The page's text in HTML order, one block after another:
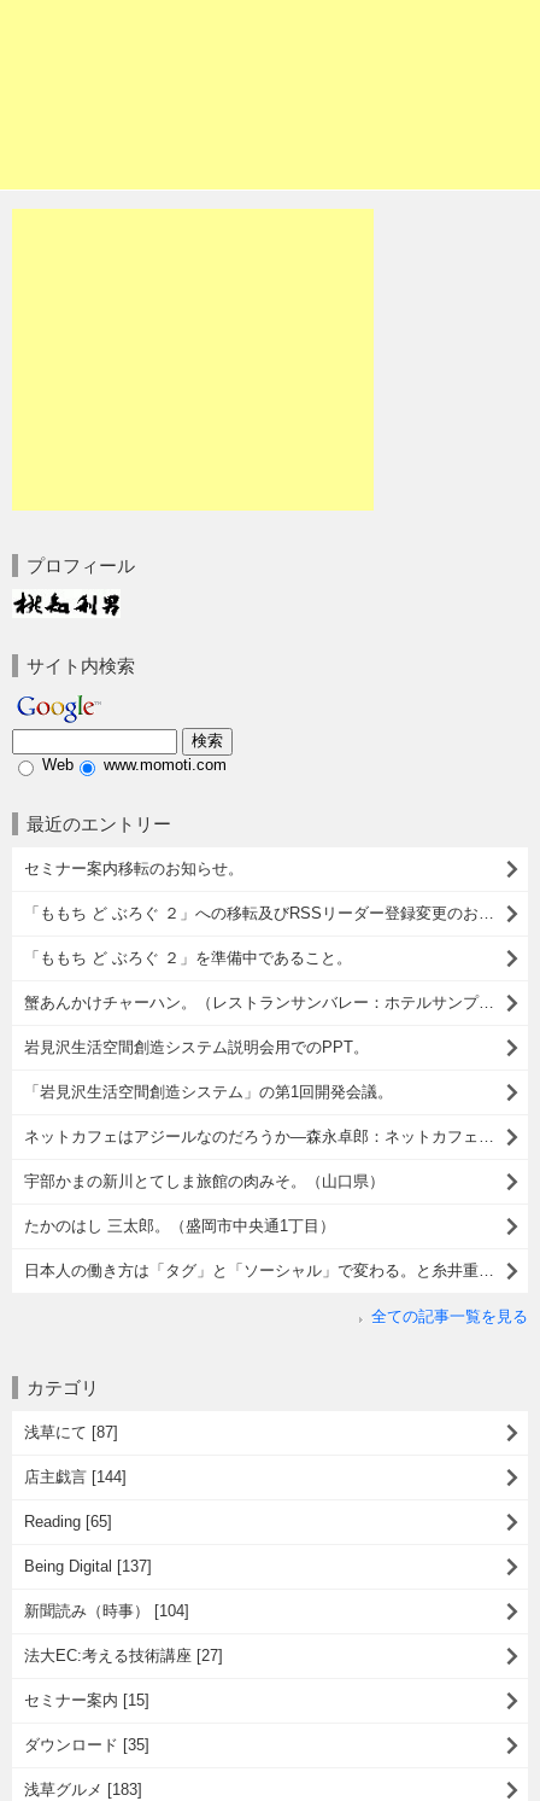
プロフィール
サイト内検索
Web www.momoti.com
最近のエントリー
セミナー案内移転のお知らせ。
「ももち ど ぶろぐ ２」への移転及びRSSリーダー登録変更のお願い。
「ももち ど ぶろぐ ２」を準備中であること。
蟹あんかけチャーハン。（レストランサンバレー：ホテルサンプラザ：岩見沢市）
岩見沢生活空間創造システム説明会用でのPPT。
「岩見沢生活空間創造システム」の第1回開発会議。
ネットカフェはアジールなのだろうか―森永卓郎：ネットカフェ難民がスラムをつくる日。
宇部かまの新川とてしま旅館の肉みそ。（山口県）
たかのはし 三太郎。（盛岡市中央通1丁目）
日本人の働き方は「タグ」と「ソーシャル」で変わる。と糸井重里さんはいう。
全ての記事一覧を見る
カテゴリ
浅草にて [87]
店主戯言 [144]
Reading [65]
Being Digital [137]
新聞読み（時事） [104]
法大EC:考える技術講座 [27]
セミナー案内 [15]
ダウンロード [35]
浅草グルメ [183]